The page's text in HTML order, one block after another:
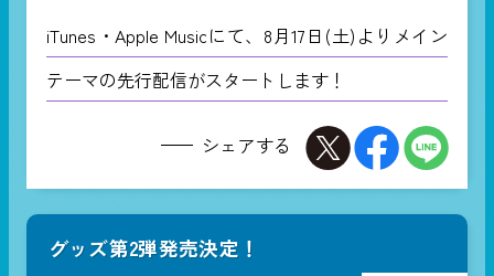
iTunes・Apple Musicにて、8月17日(土)よりメイン
テーマの先行配信がスタートします！
シェアする
グッズ第2弾発売決定！